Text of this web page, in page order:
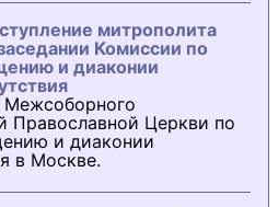
митрополита
Комиссии по
и диаконии
Межсоборного
Православной Церкви по
и диаконии
в Москве.